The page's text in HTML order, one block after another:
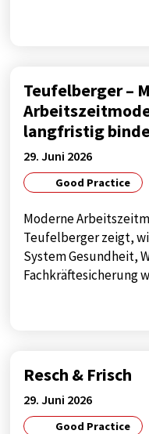
Teufelberger –
langfristig
29. Juni 2026
Good Practice
Moderne
Teufelberger zeigt,
System Gesundheit,
Fachkräftesicherung
Resch & Frisch
29. Juni 2026
Good Practice